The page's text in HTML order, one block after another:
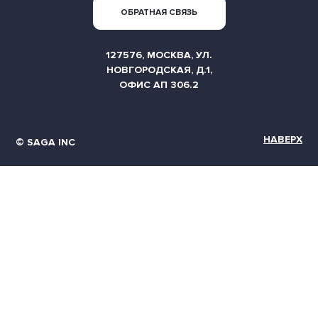
ОБРАТНАЯ СВЯЗЬ
127576, МОСКВА, УЛ.
НОВГОРОДСКАЯ, Д.1,
ОФИС АП 306.2
© SAGA INC НАВЕРХ